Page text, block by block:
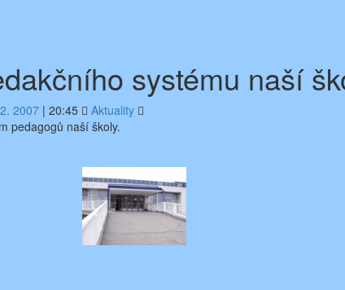
systému naší
2007 | 20:45
Aktuality
pedagogů naší školy.